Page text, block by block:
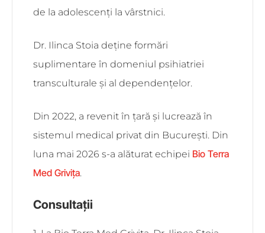
de la adolescenți la vârstnici.
Dr. Ilinca Stoia deține formări
suplimentare în domeniul psihiatriei
transculturale și al dependențelor.
Din 2022, a revenit în țară și lucrează în
sistemul medical privat din București. Din
luna mai 2026 s-a alăturat echipei Bio Terra
Med Grivița.
Consultații